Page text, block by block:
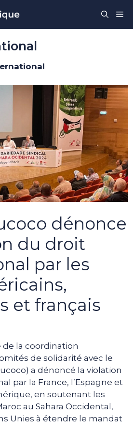
dénonce
du droit
par les
et français
de la coordination
de solidarité avec le
a dénoncé la violation
par la France, l’Espagne et
en soutenant les
au Sahara Occidental,
Unies à étendre le mandat